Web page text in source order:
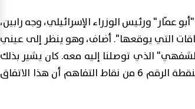
عمّار" ورئيس الوزراء الإسرائيلي، وجه رابين،
التي يوقعها". أضاف، وهو ينظر إلى عيني
الذي توصلنا إليه معه. كان يشير بذلك
إلى نقاط التفاهم بين الأسد الأب وكيسينجر. ورد في النقطة الرقم 6 من نقاط التفاهم أن هذا الاتفاق